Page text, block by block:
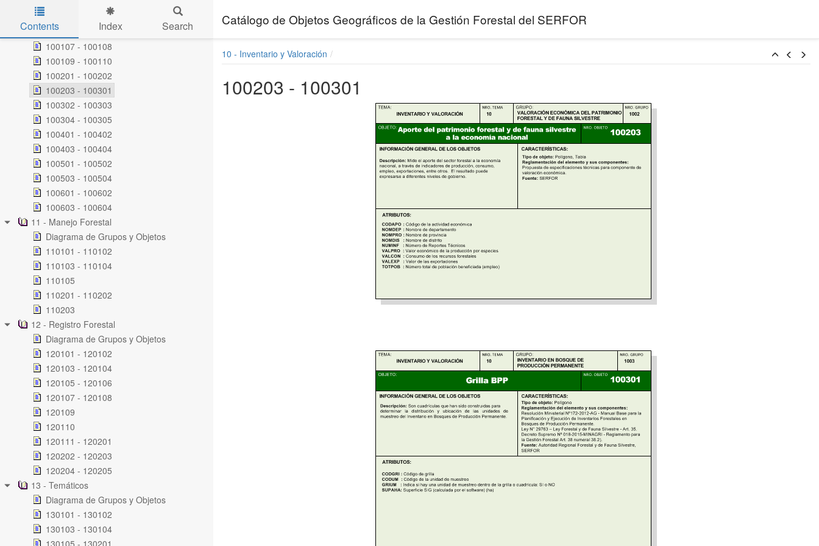
Skip to main content
Catálogo de Objetos Geográficos de la Gestión Forestal del SERFOR
Contents Index Search
100103 - 100104
100105 - 100106
100107 - 100108
100109 - 100110
100201 - 100202
100203 - 100301
100302 - 100303
100304 - 100305
100401 - 100402
100403 - 100404
100501 - 100502
100503 - 100504
100601 - 100602
100603 - 100604
11 - Manejo Forestal
Diagrama de Grupos y Objetos
110101 - 110102
110103 - 110104
110105
110201 - 110202
110203
12 - Registro Forestal
Diagrama de Grupos y Objetos
120101 - 120102
120103 - 120104
120105 - 120106
120107 - 120108
120109
120110
120111 - 120201
120202 - 120203
120204 - 120205
13 - Temáticos
Diagrama de Grupos y Objetos
130101 - 130102
130103 - 130104
130105 - 130201
10 - Inventario y Valoración
100203 - 100301